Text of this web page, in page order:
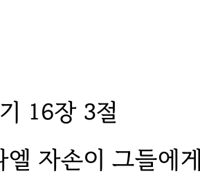
16장 3절
엘 자손이 그들에